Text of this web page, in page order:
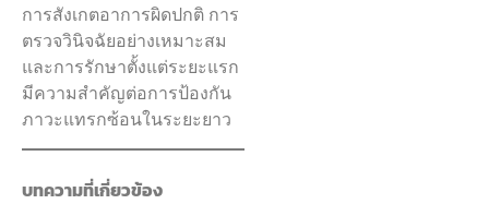
การสังเกตอาการผิดปกติ การ
ตรวจวินิจฉัยอย่างเหมาะสม
และการรักษาตั้งแต่ระยะแรก
มีความสำคัญต่อการป้องกัน
ภาวะแทรกซ้อนในระยะยาว
บทความที่เกี่ยวข้อง